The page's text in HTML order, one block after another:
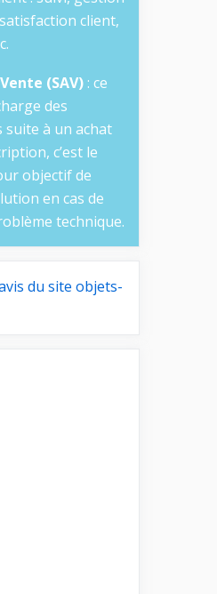
client,
(SAV) : ce
des
suite à un achat
c’est le
objectif de
en cas de
technique.
du site objets-